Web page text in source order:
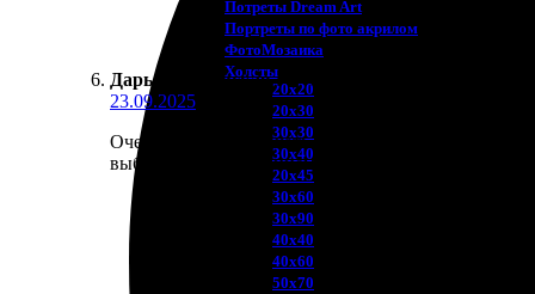
Потреты Dream Art
Портреты по фото акрилом
ФотоМозаика
Холсты
20х20
20х30
30х30
30х40
20х45
30х60
30х90
40х40
40х60
50х70
Дарья Островская : ★ ★
23.09.2025
Очень довольна! Печать на холсте просто супер!
выбором и оформлением. Доставили оперативно,